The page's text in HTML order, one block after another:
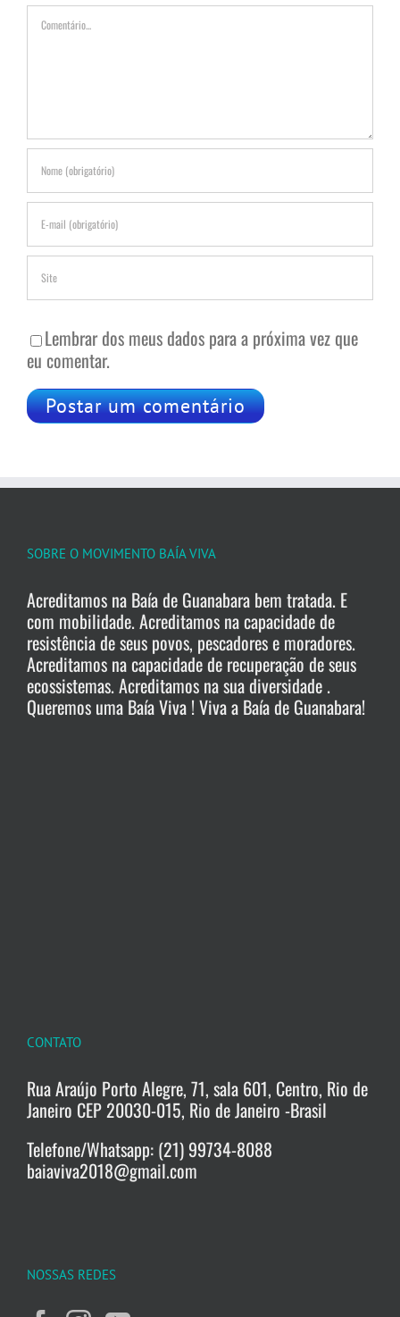
Comentário
Lembrar dos meus dados para a próxima vez que
eu comentar.
SOBRE O MOVIMENTO BAÍA VIVA
Acreditamos na Baía de Guanabara bem tratada. E
com mobilidade. Acreditamos na capacidade de
resistência de seus povos, pescadores e moradores.
Acreditamos na capacidade de recuperação de seus
ecossistemas. Acreditamos na sua diversidade .
Queremos uma Baía Viva ! Viva a Baía de Guanabara!
CONTATO
Rua Araújo Porto Alegre, 71, sala 601, Centro, Rio de
Janeiro CEP 20030-015, Rio de Janeiro -Brasil
Telefone/Whatsapp: (21) 99734-8088
baiaviva2018@gmail.com
NOSSAS REDES